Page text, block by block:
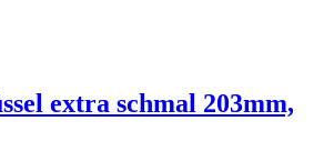
extra schmal 203mm,